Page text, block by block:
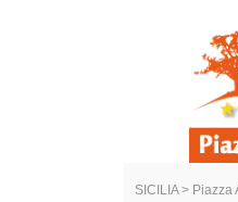
SICILIA > Piazza